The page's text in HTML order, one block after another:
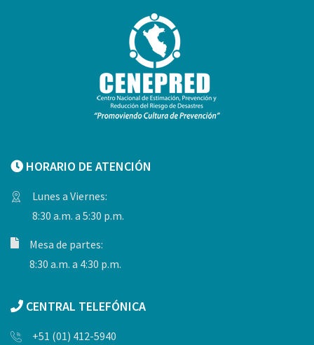
HORARIO DE ATENCIÓN
Lunes a Viernes:
8:30 a.m. a 5:30 p.m.
Mesa de partes:
8:30 a.m. a 4:30 p.m.
CENTRAL TELEFÓNICA
+51 (01) 412-5940